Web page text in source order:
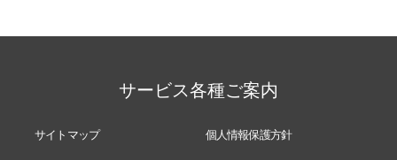
サービス各種ご案内
サイトマップ 個人情報保護方針